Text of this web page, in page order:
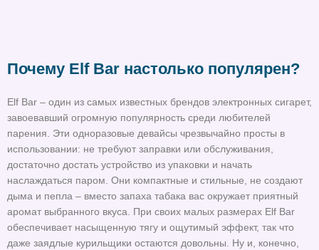
Почему Elf Bar настолько популярен?
Elf Bar – один из самых известных брендов электронных сигарет,
завоевавший огромную популярность среди любителей
парения. Эти одноразовые девайсы чрезвычайно просты в
использовании: не требуют заправки или обслуживания,
достаточно достать устройство из упаковки и начать
наслаждаться паром. Они компактные и стильные, не создают
дыма и пепла – вместо запаха табака вас окружает приятный
аромат выбранного вкуса. При своих малых размерах Elf Bar
обеспечивает насыщенную тягу и ощутимый эффект, так что
даже заядлые курильщики остаются довольны. Ну и, конечно,